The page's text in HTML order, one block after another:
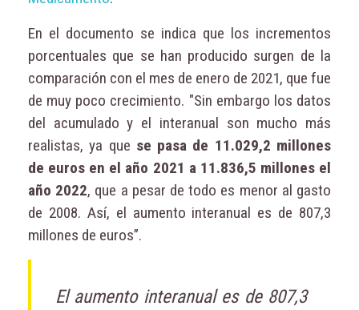
En el documento se indica que los incrementos
porcentuales que se han producido surgen de la
comparación con el mes de enero de 2021, que fue
de muy poco crecimiento. "Sin embargo los datos
del acumulado y el interanual son mucho más
realistas, ya que se pasa de 11.029,2 millones
de euros en el año 2021 a 11.836,5 millones el
año 2022, que a pesar de todo es menor al gasto
de 2008. Así, el aumento interanual es de 807,3
millones de euros”.
El aumento interanual es de 807,3